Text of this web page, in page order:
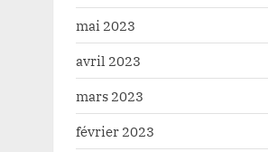
mai 2023
avril 2023
mars 2023
février 2023